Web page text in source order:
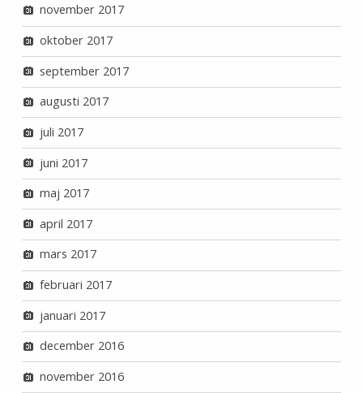
november 2017
oktober 2017
september 2017
augusti 2017
juli 2017
juni 2017
maj 2017
april 2017
mars 2017
februari 2017
januari 2017
december 2016
november 2016